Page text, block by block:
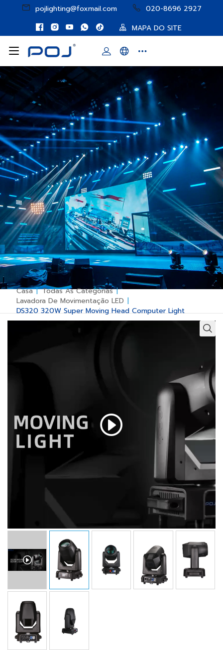
pojlighting@foxmail.com
020-8696 2927
MAPA DO SITE
Casa | Todas As Categorias |
Lavadora De Movimentação LED |
DS320 320W Super Moving Head Computer Light